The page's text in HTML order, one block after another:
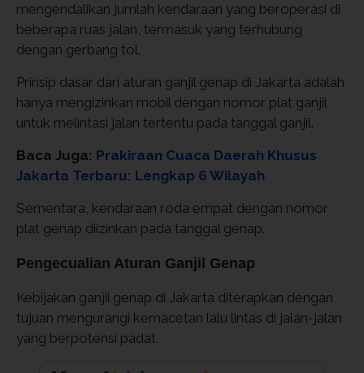
mengendalikan jumlah kendaraan yang beroperasi di
beberapa ruas jalan, termasuk yang terhubung
dengan gerbang tol.
Prinsip dasar dari aturan ganjil genap di Jakarta adalah
hanya mengizinkan mobil dengan nomor plat ganjil
untuk melintasi jalan tertentu pada tanggal ganjil.
Baca Juga: Prakiraan Cuaca Daerah Khusus
Jakarta Terbaru: Lengkap 6 Wilayah
Sementara, kendaraan roda empat dengan nomor
plat genap diizinkan pada tanggal genap.
Pengecualian Aturan Ganjil Genap
Kebijakan ganjil genap di Jakarta diterapkan dengan
tujuan mengurangi kemacetan lalu lintas di jalan-jalan
yang berpotensi padat.